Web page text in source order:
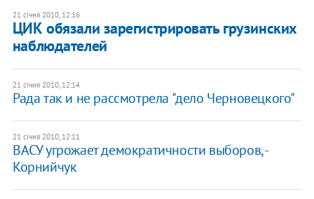
21 січня 2010, 12:16
ЦИК обязали зарегистрировать грузинских
наблюдателей
21 січня 2010, 12:14
Рада так и не рассмотрела "дело Черновецкого"
21 січня 2010, 12:11
ВАСУ угрожает демократичности выборов, -
Корнийчук